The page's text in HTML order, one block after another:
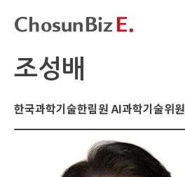
조성배
한국과학기술한림원 AI과학기술위